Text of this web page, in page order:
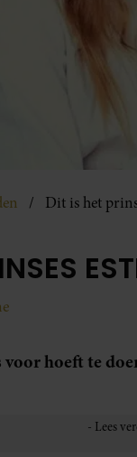
Dit is het
hoeft te